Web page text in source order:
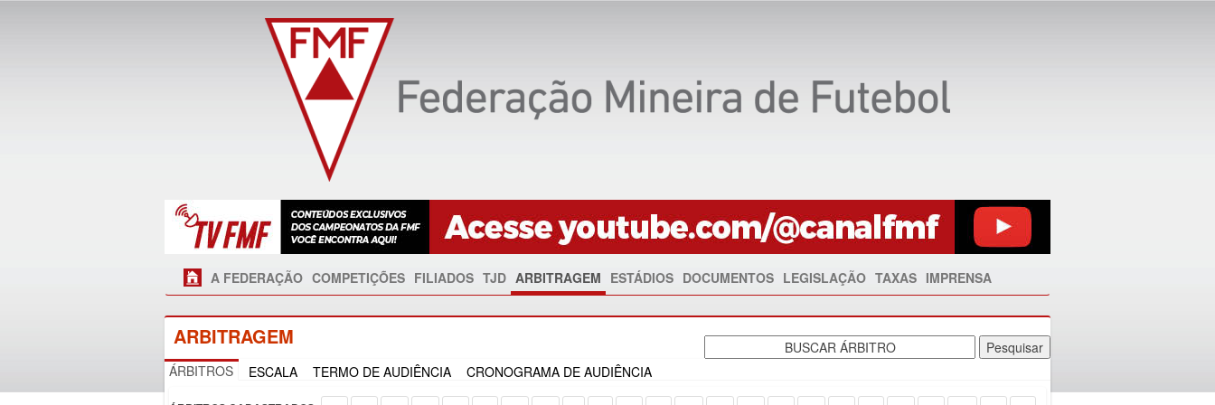
A FEDERAÇÃO COMPETIÇÕES FILIADOS TJD ARBITRAGEM ESTÁDIOS DOCUMENTOS LEGISLAÇÃO TAXAS IMPRENSA
ARBITRAGEM
ÁRBITROS ESCALA TERMO DE AUDIÊNCIA CRONOGRAMA DE AUDIÊNCIA